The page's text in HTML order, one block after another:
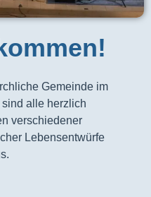
Gemeinde im
alle herzlich
verschiedener
Lebensentwürfe